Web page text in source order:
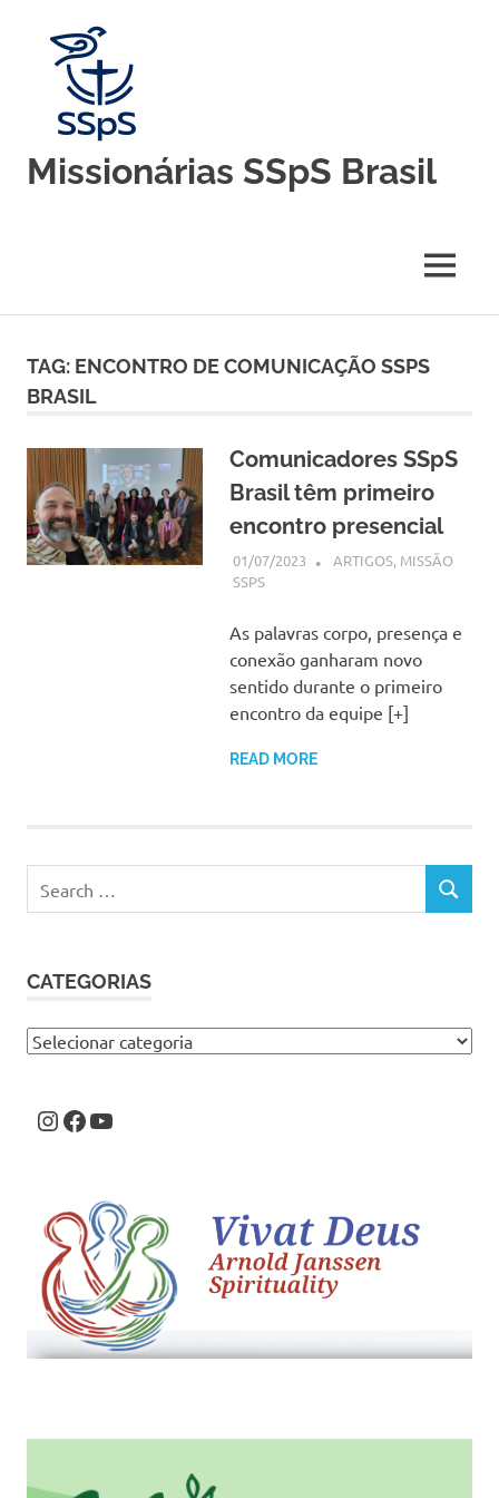
content
Missionárias SSpS Brasil
Espírito
Santo
MENU
TAG: ENCONTRO DE COMUNICAÇÃO SSPS
BRASIL
Comunicadores SSpS
Brasil têm primeiro
encontro presencial
01/07/2023 SSPS BRASIL
ARTIGOS, MISSÃO
SSPS
As palavras corpo, presença e
conexão ganharam novo
sentido durante o primeiro
encontro da equipe [+]
READ MORE
for:
SEARCH
CATEGORIAS
Categorias
Instagram
Facebook
Youtube